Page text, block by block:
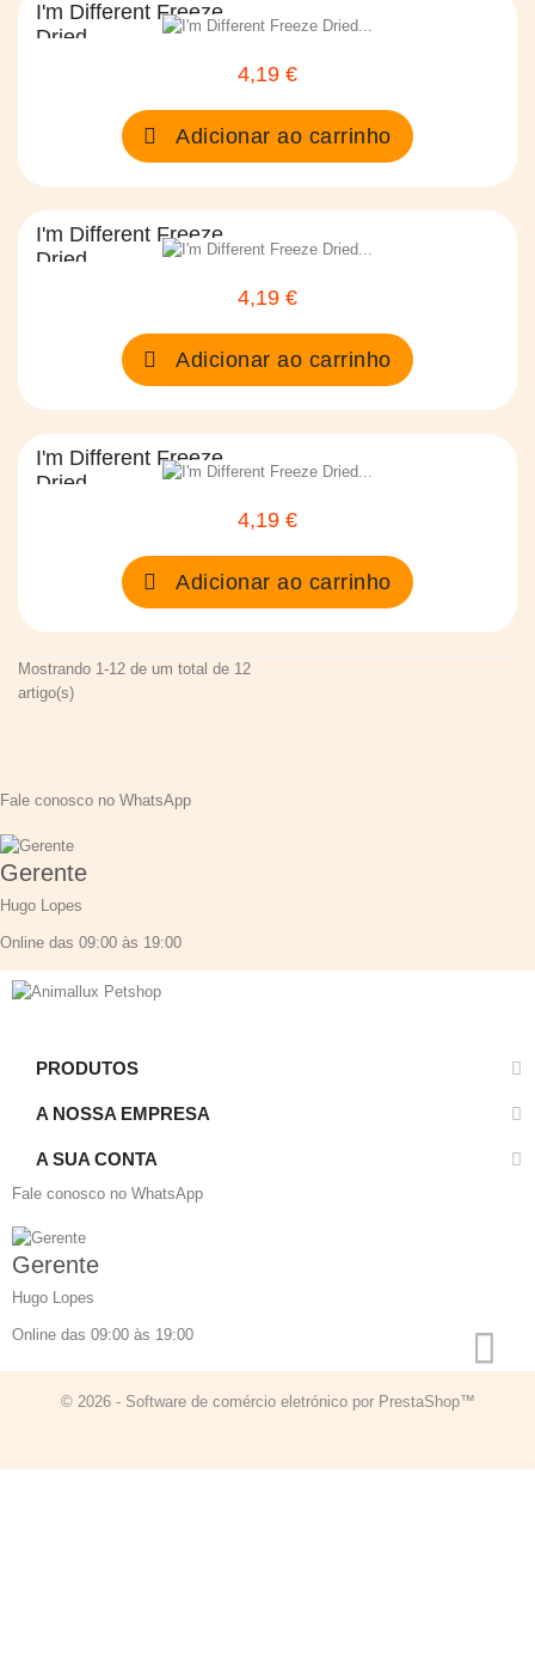
I'm Different Freeze
Dried...
4,19 €
Adicionar ao carrinho
I'm Different Freeze
Dried...
4,19 €
Adicionar ao carrinho
I'm Different Freeze
Dried...
4,19 €
Adicionar ao carrinho
Mostrando 1-12 de um total de 12
artigo(s)
Fale conosco no WhatsApp
Gerente
Hugo Lopes
Online das 09:00 às 19:00
PRODUTOS
A NOSSA EMPRESA
A SUA CONTA
Fale conosco no WhatsApp
Gerente
Hugo Lopes
Online das 09:00 às 19:00
© 2026 - Software de comércio eletrónico por PrestaShop™